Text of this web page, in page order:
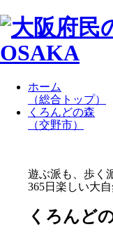
ホーム
（総合トップ）
くろんどの森
（交野市）
遊ぶ派も、歩く
365日楽しい大
くろんど